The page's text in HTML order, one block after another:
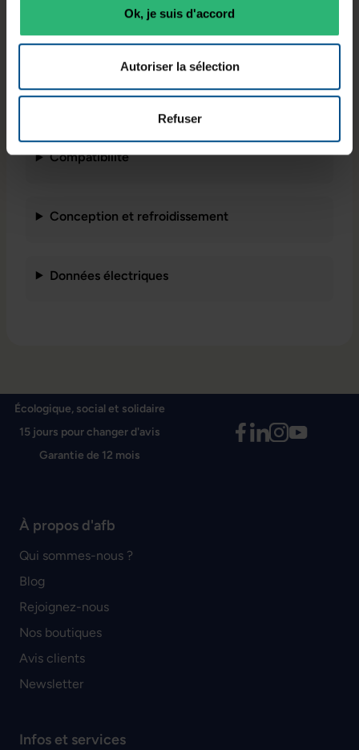
Ok, je suis d'accord
Autoriser la sélection
Refuser
UDIMM
700 et 800
Caractéristiques principales
Compatibilité
Conception et refroidissement
Données électriques
Écologique, social et solidaire
15 jours pour changer d'avis
Garantie de 12 mois
À propos d'afb
Qui sommes-nous ?
Blog
Rejoignez-nous
Nos boutiques
Avis clients
Newsletter
Infos et services